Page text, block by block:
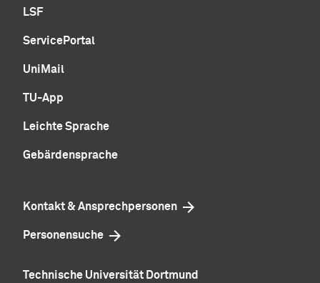
LSF
ServicePortal
UniMail
TU-App
Leichte Sprache
Gebärdensprache
Kontakt & Ansprechpersonen
Personensuche
Technische Universität Dortmund